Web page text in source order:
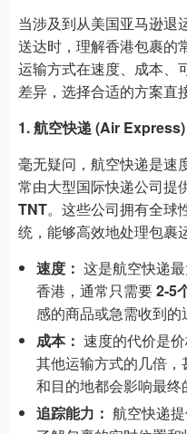
当涉及到从美国亚马逊退
送达时，理解香港包裹的
运输方式在速度、成本、
差异，选择合适的方案直
1. 航空快递 (Air Express)
毫无疑问，航空快递是速
常由大型国际快递公司提
TNT。这些公司拥有全球
统，能够高效地处理包裹
速度： 这是航空快递
香港，通常只需要2-5
感的商品或急需收到的
成本： 速度的代价是
其他运输方式的几倍
和目的地都会影响最终
追踪能力： 航空快递